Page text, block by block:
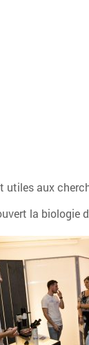
utiles aux
la biologie